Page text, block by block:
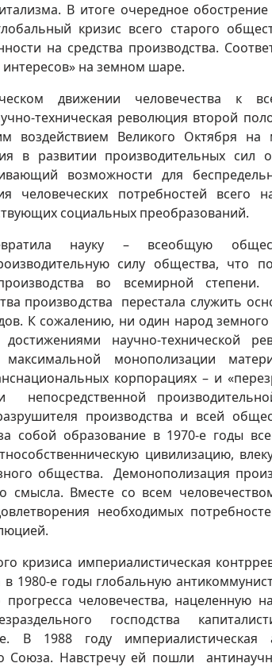
В итоге очередное
кризис всего старого
на средства производства.
на земном шаре.
движении человечества к
техническая революция второй
воздействием Великого Октября на
в развитии производительных сил
возможности для
человеческих потребностей всего
социальных преобразований.
науку – всеобщую
силу общества, что
во всемирной степени.
производства перестала служить
К сожалению, ни один народ
научно-технической
монополизации
корпорациях – и
непосредственной
производства и всей
собой образование в 1970-е годы
цивилизацию,
общества. Демонополизация
смысла. Вместе со всем
необходимых
кризиса империалистическая
1980-е годы глобальную
человечества, нацеленную
господства
В 1988 году империалистическая
Союза. Навстречу ей пошли